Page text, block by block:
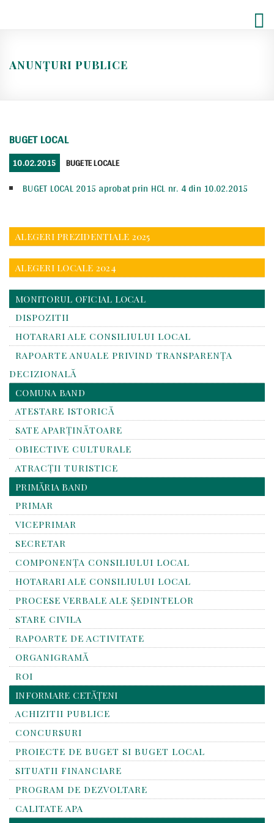
ANUNȚURI PUBLICE
BUGET LOCAL
POSTED
ON
10.02.2015 CATEGORIES
BUGETE LOCALE
BUGET LOCAL 2015 aprobat prin HCL nr. 4 din 10.02.2015
ALEGERI PREZIDENTIALE 2025
ALEGERI LOCALE 2024
MONITORUL OFICIAL LOCAL
DISPOZITII
HOTARARI ALE CONSILIULUI LOCAL
RAPOARTE ANUALE PRIVIND TRANSPARENŢA
DECIZIONALĂ
COMUNA BAND
ATESTARE ISTORICĂ
SATE APARȚINĂTOARE
OBIECTIVE CULTURALE
ATRACȚII TURISTICE
PRIMĂRIA BAND
PRIMAR
VICEPRIMAR
SECRETAR
COMPONENȚA CONSILIULUI LOCAL
HOTARARI ALE CONSILIULUI LOCAL
PROCESE VERBALE ALE ȘEDINTELOR
STARE CIVILA
RAPOARTE DE ACTIVITATE
ORGANIGRAMĂ
ROI
INFORMARE CETĂȚENI
ACHIZITII PUBLICE
CONCURSURI
PROIECTE DE BUGET SI BUGET LOCAL
SITUATII FINANCIARE
PROGRAM DE DEZVOLTARE
CALITATE APA